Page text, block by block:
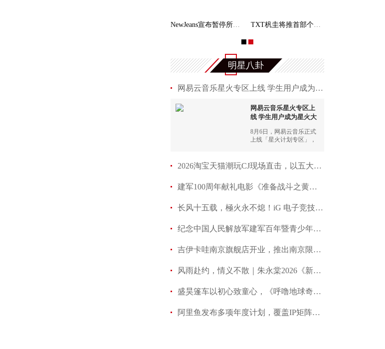
NewJeans宣布暂停所有演艺活动 TXT杋圭将推首部个人混音带《Panic》
明星八卦
网易云音乐星火专区上线 学生用户成为星火大使
网易云音乐星火专区上
线 学生用户成为星火大
8月6日，网易云音乐正式
上线「星火计划专区」，
利。
2026淘宝天猫潮玩CJ现场直击，以五大圈层重构潮玩
建军100周年献礼电影《准备战斗之黄继光》中江
长风十五载，極火永不熄！iG 电子竞技俱乐部迎来十
纪念中国人民解放军建军百年暨青少年仪仗队启动
吉伊卡哇南京旗舰店开业，推出南京限定“嘭嘭鸭”
风雨赴约，情义不散｜朱永棠2026《新友情岁月》深圳
盛昊篷车以初心致童心，《呼噜地球奇遇记》诠释品
阿里鱼发布多项年度计划，覆盖IP矩阵、IP授权、IP